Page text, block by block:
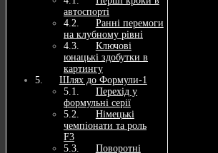
автоспорті
Ранні перемоги
на клубному рівні
Ключові
юнацькі здобутки в
картингу
Шлях до Формули-1
Перехід у
формульні серії
Німецькі
чемпіонати та роль
F3
Поворотні